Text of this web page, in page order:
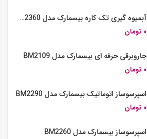
آبمیوه گیری تک کاره بیسمارک مدل BM2360
۰ تومان
جاروبرقی حرفه ای بیسمارک مدل BM2109
۰ تومان
اسپرسوساز اتوماتیک بیسمارک مدل BM2290
۰ تومان
اسپرسوساز بیسمارک مدل BM2260